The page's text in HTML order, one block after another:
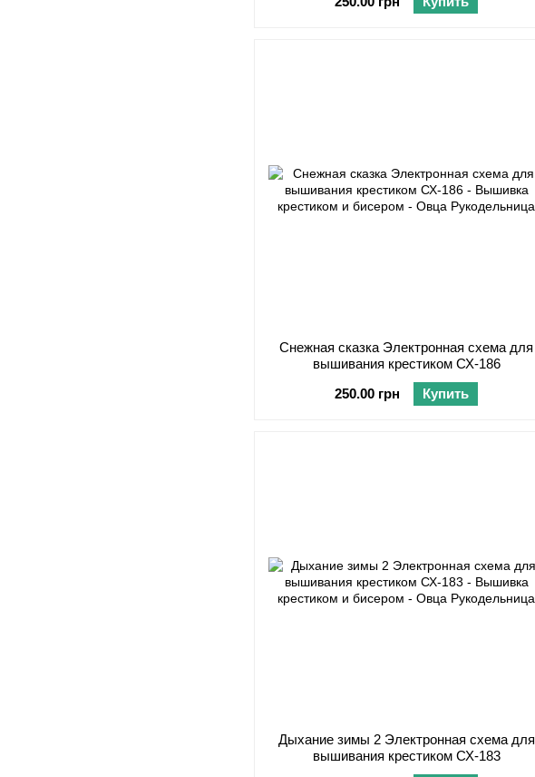
Снежная сказка Электронная схема для
вышивания крестиком СХ-186
250.00 грн
Купить
Дыхание зимы 2 Электронная схема для
вышивания крестиком СХ-183